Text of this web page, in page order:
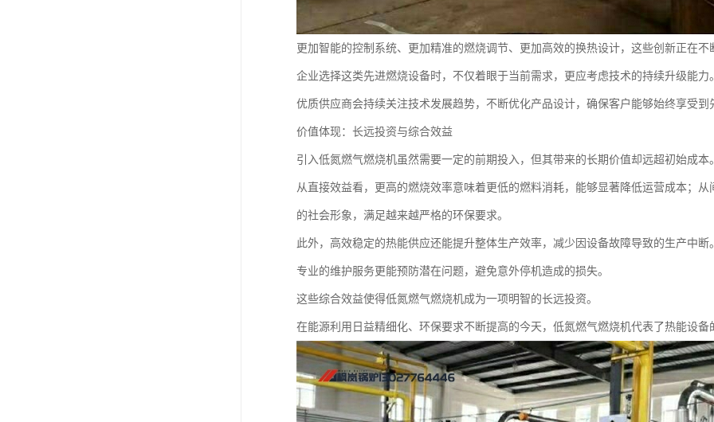
更加智能的控制系统、更加精准的燃烧调节、更加高效的换热设计，这些创新正在
企业选择这类先进燃烧设备时，不仅着眼于当前需求，更应考虑技术的持续升级能力
优质供应商会持续关注技术发展趋势，不断优化产品设计，确保客户能够始终享受到
价值体现：长远投资与综合效益
引入低氮燃气燃烧机虽然需要一定的前期投入，但其带来的长期价值却远超初始成本
从直接效益看，更高的燃烧效率意味着更低的燃料消耗，能够显著降低运营成本；
的社会形象，满足越来越严格的环保要求。
此外，高效稳定的热能供应还能提升整体生产效率，减少因设备故障导致的生产中断
专业的维护服务更能预防潜在问题，避免意外停机造成的损失。
这些综合效益使得低氮燃气燃烧机成为一项明智的长远投资。
在能源利用日益精细化、环保要求不断提高的今天，低氮燃气燃烧机代表了热能设备